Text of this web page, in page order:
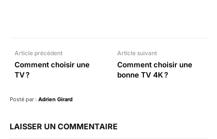
Article précédent
Comment choisir une
TV ?
Article suivant
Comment choisir une
bonne TV 4K ?
Posté par : Adrien Girard
LAISSER UN COMMENTAIRE